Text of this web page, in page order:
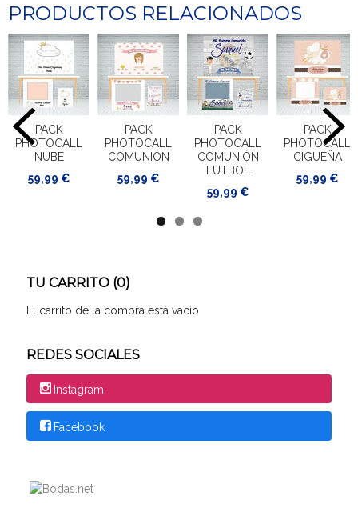
TU CARRITO (0)
El carrito de la compra está vacío
REDES SOCIALES
Instagram
Facebook
PRODUCTOS RELACIONADOS
PACK
PHOTOCALL
NUBE
59,99 €
PACK
PHOTOCALL
COMUNIÓN
59,99 €
PACK
PHOTOCALL
COMUNIÓN
FUTBOL
59,99 €
PACK
PHOTOCALL
CIGUEÑA
59,99 €